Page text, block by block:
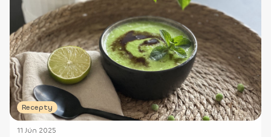
Recepty
11 Jún 2025